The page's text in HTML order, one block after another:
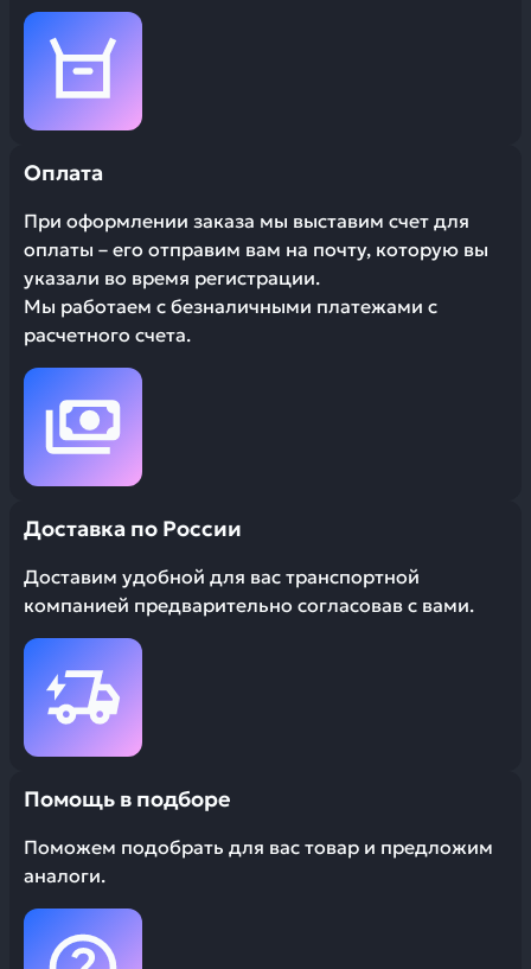
Оплата
При оформлении заказа мы выставим счет для
оплаты – его отправим вам на почту, которую вы
указали во время регистрации.
Мы работаем с безналичными платежами с
расчетного счета.
Доставка по России
Доставим удобной для вас транспортной
компанией предварительно согласовав с вами.
Помощь в подборе
Поможем подобрать для вас товар и предложим
аналоги.